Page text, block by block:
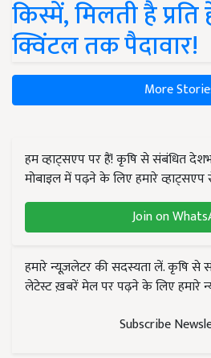
किस्में, मिलती है
क्विंटल तक पैदावार!
More
हम व्हाट्सएप पर हैं! कृषि से संबंधित
मोबाइल में पढ़ने के लिए हमारे
Join on
हमारे न्यूज़लेटर की सदस्यता लें. कृषि से
लेटेस्ट ख़बरें मेल पर पढ़ने के लिए हमारे
Subscribe